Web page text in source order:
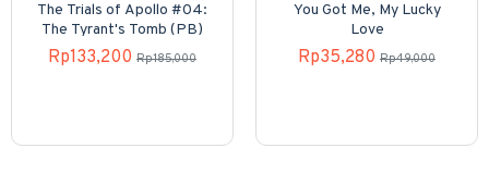
The Trials of Apollo #04:
The Tyrant's Tomb (PB)
Rp133,200 Rp185,000
You Got Me, My Lucky
Love
Rp35,280 Rp49,000